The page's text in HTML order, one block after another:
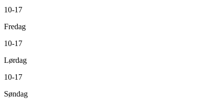
10-17
Fredag
10-17
Lørdag
10-17
Søndag